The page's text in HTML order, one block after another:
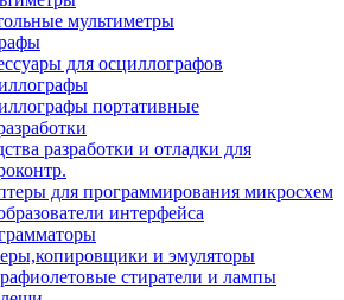
мультиметры
для осциллографов
портативные
разработки и отладки для
для программирования микросхем
интерфейса
и эмуляторы
стиратели и лампы